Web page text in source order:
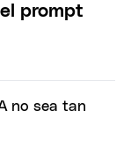
prompt